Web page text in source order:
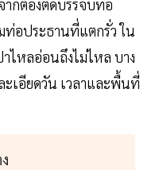
กต้องตัดบรรจบท่อ
อประธานที่แตกรั่ว ใน
ไหลอ่อนถึงไม่ไหล บาง
เอียดวัน เวลาและพื้นที่